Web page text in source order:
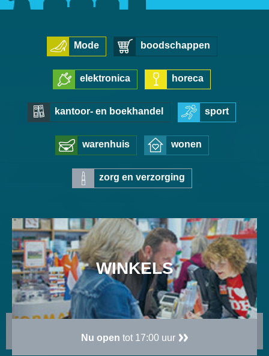
Mode boodschappen
elektronica horeca
kantoor- en boekhandel sport
warenhuis wonen
zorg en verzorging
WINKELS
Nu open tot 17:00 uur